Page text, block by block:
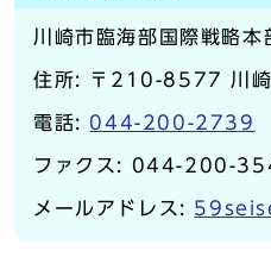
川崎市臨海部国際戦略本
住所: 〒210-8577 川崎
電話: 044-200-2739
ファクス: 044-200-
メールアドレス: